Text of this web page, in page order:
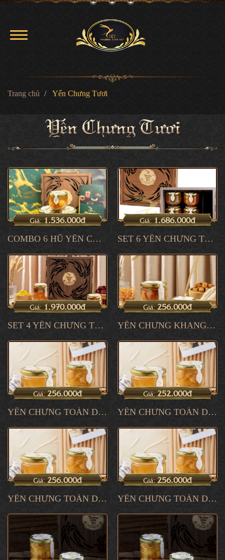
Trang chủ Yến Chưng Tươi
Yến Chưng Tươi
Giá:1.536.000đ
COMBO 6 HŨ YẾN CHƯNG TƯƠI
Giá:1.686.000đ
SET 6 YẾN CHƯNG TƯƠI
Giá:1.970.000đ
SET 4 YẾN CHƯNG TƯƠI
Giá:256.000đ
YẾN CHƯNG KHANG PHỤC
Giá:256.000đ
YẾN CHƯNG TOÀN DIỆN 5
Giá:252.000đ
YẾN CHƯNG TOÀN DIỆN 4
Giá:256.000đ
YẾN CHƯNG TOÀN DIỆN 2
Giá:256.000đ
YẾN CHƯNG TOÀN DIỆN 1